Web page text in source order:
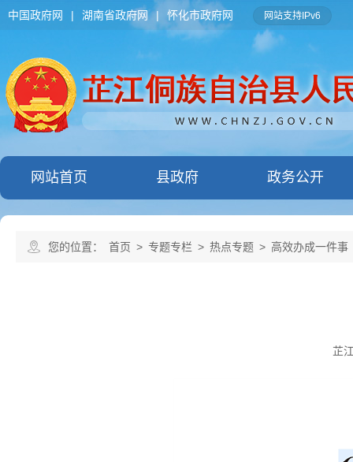
中国政府网 | 湖南省政府网 | 怀化市政府网 网站支持IPv6
网站首页 县政府 政务公开
您的位置： 首页 > 专题专栏 > 热点专题 > 高效办成一件事
芷